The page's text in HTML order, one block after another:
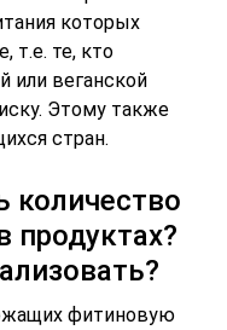
которых
т.е. те, кто
или веганской
Этому также
стран.
продуктах?
фитиновую